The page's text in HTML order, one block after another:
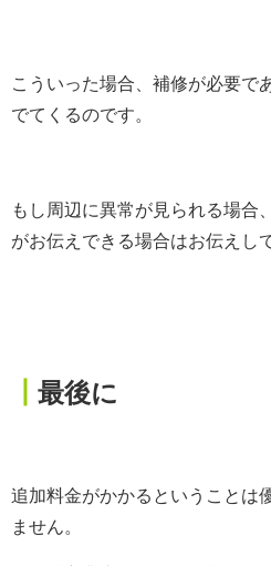
こういった場合、補修が必要で
でてくるのです。
もし周辺に異常が見られる場合
がお伝えできる場合はお伝えし
最後に
追加料金がかかるということは
ません。